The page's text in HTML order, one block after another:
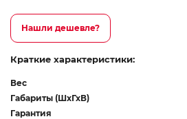
Нашли дешевле?
Краткие характеристики:
Вес
Габариты (ШхГхВ)
Гарантия